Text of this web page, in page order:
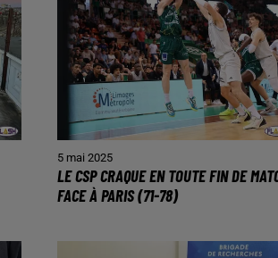
5 mai 2025
LE CSP CRAQUE EN TOUTE FIN DE
FACE À PARIS (71-78)